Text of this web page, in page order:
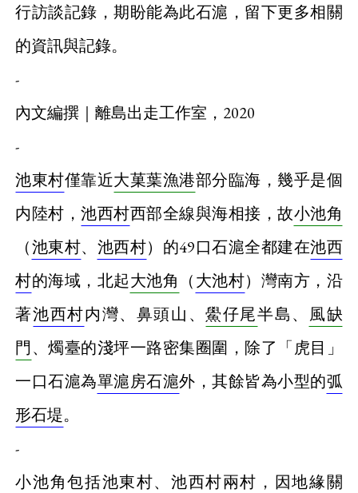
行訪談記錄，期盼能為此石滬，留下更多相關
的資訊與記錄。
-
內文編撰｜離島出走工作室，2020
-
池東村僅靠近大菓葉漁港部分臨海，幾乎是個
内陸村，池西村西部全線與海相接，故小池角
（池東村、 池西村）的49口石滬全都建在池西
村的海域，北起大池角 （大池村）灣南方，沿
著池西村内灣、鼻頭山、鱟仔尾半島、 風缺
門、燭臺的淺坪一路密集圈圍，除了「虎目」
一口石滬為單滬房石滬外，其餘皆為小型的弧
形石堤。
-
小池角包括池東村、池西村兩村，因地緣關